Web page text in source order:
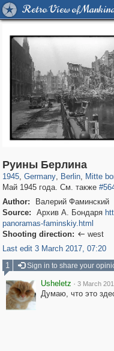
Retro View of
Руины Берлина
1945, Germany
63,785 1,833
, Berlin
32,983 800
, Mitte
16,034
Май 1945 года. См. также
Author:
Валерий Фаминский
Source:
Архив А. Бондаря
panoramas-faminskiy.html
Shooting direction:  west
Last edit 3 March 2017, 07:20
1
Sign in to share your
Usheletz · 3 March
Думаю, что это